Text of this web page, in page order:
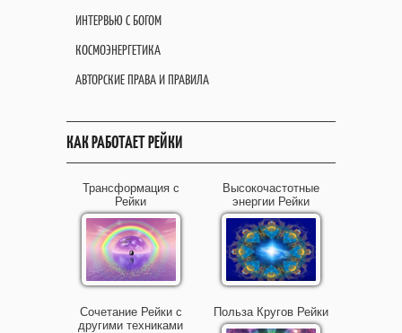
ИНТЕРВЬЮ С БОГОМ
КОСМОЭНЕРГЕТИКА
АВТОРСКИЕ ПРАВА И ПРАВИЛА
КАК РАБОТАЕТ РЕЙКИ
Трансформация с
Рейки
Высокочастотные
энергии Рейки
Сочетание Рейки с
другими техниками
Польза Кругов Рейки